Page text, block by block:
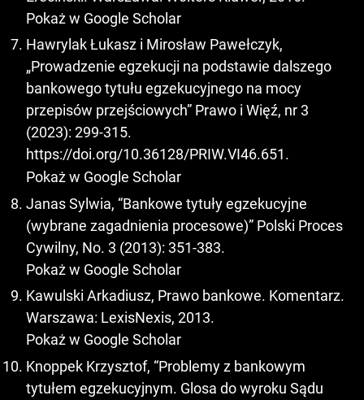
Pokaż w Google Scholar
Hawrylak Łukasz i Mirosław Pawełczyk,
„Prowadzenie egzekucji na podstawie dalszego
bankowego tytułu egzekucyjnego na mocy
przepisów przejściowych” Prawo i Więź, nr 3
(2023): 299-315.
https://doi.org/10.36128/PRIW.VI46.651.
Pokaż w Google Scholar
Janas Sylwia, “Bankowe tytuły egzekucyjne
(wybrane zagadnienia procesowe)” Polski Proces
Cywilny, No. 3 (2013): 351-383.
Pokaż w Google Scholar
Kawulski Arkadiusz, Prawo bankowe. Komentarz.
Warszawa: LexisNexis, 2013.
Pokaż w Google Scholar
Knoppek Krzysztof, “Problemy z bankowym
tytułem egzekucyjnym. Glosa do wyroku Sądu